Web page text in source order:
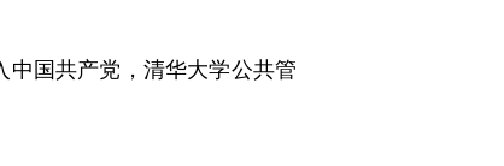
国共产党，清华大学公共管